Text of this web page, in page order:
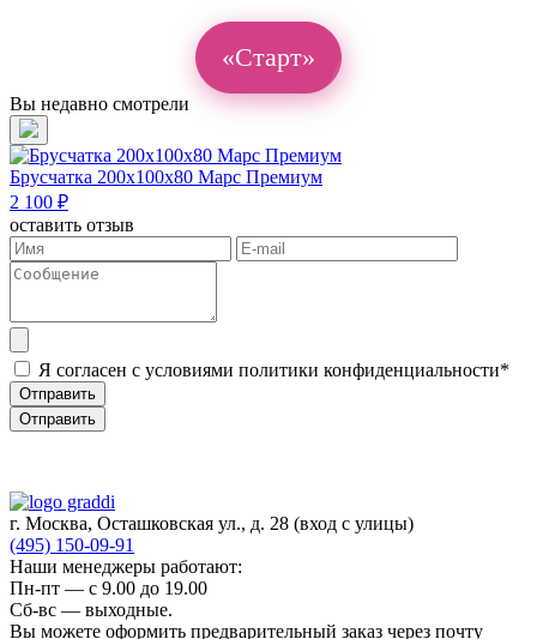
«Старт»
Вы недавно смотрели
Брусчатка 200х100х80 Марс Премиум
2 100 ₽
оставить отзыв
Я согласен с условиями политики конфиденциальности*
Отправить
Отправить
г. Москва, Осташковская ул., д. 28 (вход с улицы)
(495) 150-09-91
Наши менеджеры работают:
Пн-пт — c 9.00 до 19.00
Сб-вс — выходные.
Вы можете оформить предварительный заказ через почту